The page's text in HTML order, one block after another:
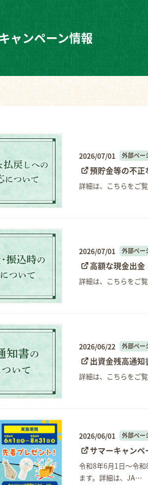
ャンペーン情報
2026/07/01 外部ペー
預貯金等の不
詳細は、こちらをご覧
2026/07/01 外部ペー
高額な現金出
詳細は、こちらをご覧
2026/06/22 外部ペー
出資金残高通
詳細は、こちらをご覧
2026/06/01 外部ペー
サマーキャンペ
令和8年6月1日～令
ます。詳細は、JA…